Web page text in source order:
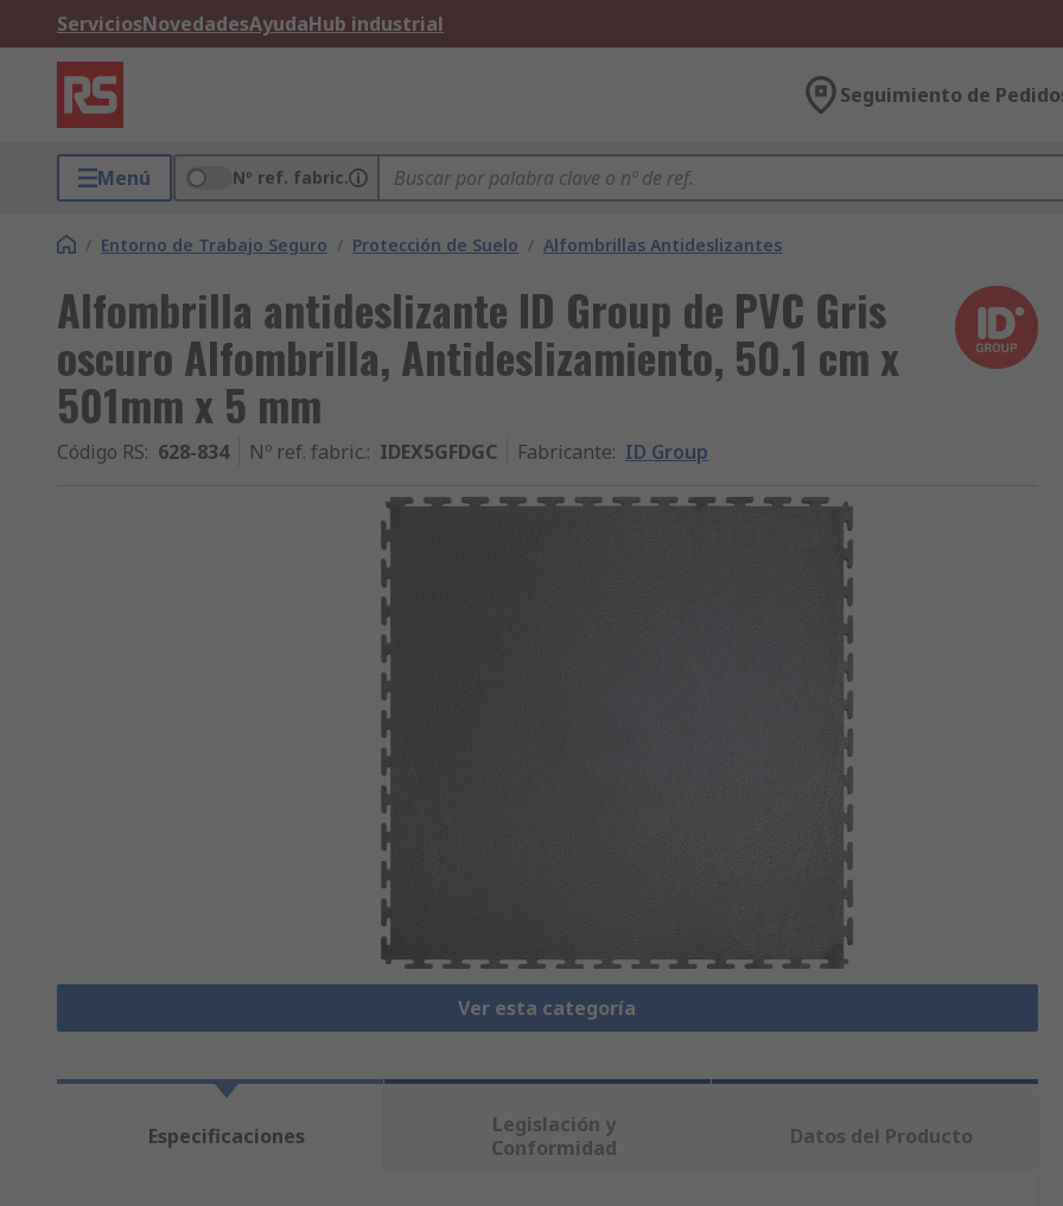
ServiciosNovedadesAyudaHub industrial
Seguimiento de
Menú Nº ref. fabric.
/ Entorno de Trabajo Seguro / Protección de Suelo / Alfombrillas Antideslizantes
Alfombrilla antideslizante ID Group de PVC Gris
oscuro Alfombrilla, Antideslizamiento, 50.1 cm x
501mm x 5 mm
Código RS: 628-834 Nº ref. fabric.: IDEX5GFDGC Fabricante: ID Group
Ver esta categoría
Especificaciones
Legislación y
Conformidad
Datos del Producto